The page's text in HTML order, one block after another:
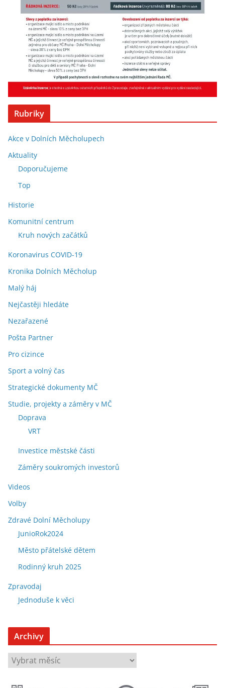
Rubriky
Akce v Dolních Měcholupech
Aktuality
Doporučujeme
Top
Historie
Komunitní centrum
Kruh nových začátků
Koronavirus COVID-19
Kronika Dolních Měcholup
Malý háj
Nejčastěji hledáte
Nezařazené
Pošta Partner
Pro cizince
Sport a volný čas
Strategické dokumenty MČ
Studie, projekty a záměry v MČ
Doprava
VRT
Investice městské části
Záměry soukromých investorů
Videos
Volby
Zdravé Dolní Měcholupy
JunioRok2024
Město přátelské dětem
Rodinný kruh 2025
Zpravodaj
Jednoduše k věci
Archivy
A